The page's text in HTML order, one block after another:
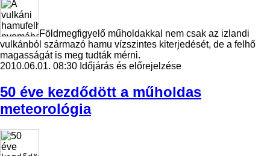
Földmegfigyelő műholdakkal nem csak az izlandi
vulkánból származó hamu vízszintes kiterjedését, de a felhő
magasságát is meg tudták mérni.
2010.06.01. 08:30 Időjárás és előrejelzése
50 éve kezdődött a műholdas
meteorológia